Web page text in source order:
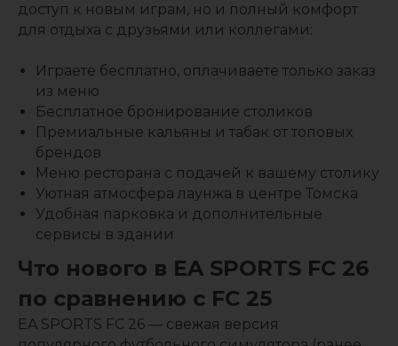
доступ к новым играм, но и полный комфорт
для отдыха с друзьями или коллегами:
Играете бесплатно, оплачиваете только заказ
из меню
Бесплатное бронирование столиков
Премиальные кальяны и табак от топовых
брендов
Меню ресторана с подачей к вашему столику
Уютная атмосфера лаунжа в центре Томска
Удобная парковка и дополнительные
сервисы в здании
Что нового в EA SPORTS FC 26
по сравнению с FC 25
EA SPORTS FC 26 — свежая версия